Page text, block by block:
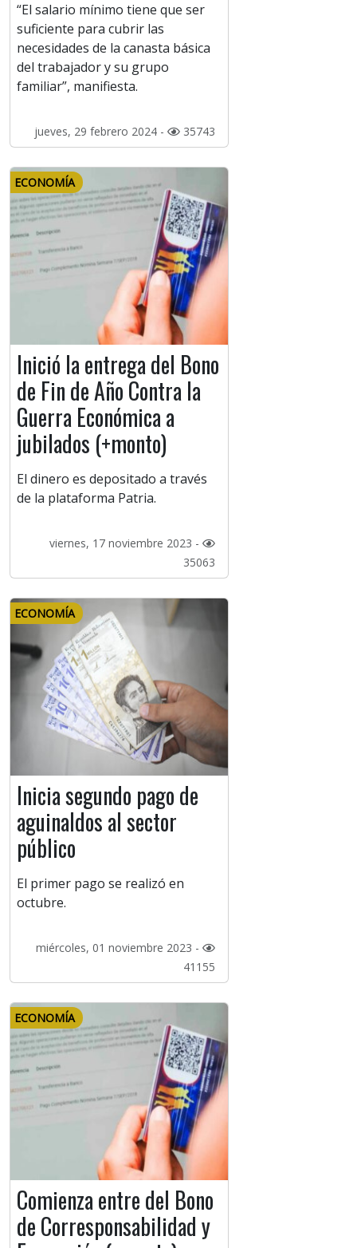
“El salario mínimo tiene que ser
suficiente para cubrir las
necesidades de la canasta básica
del trabajador y su grupo
familiar”, manifiesta.
jueves, 29 febrero 2024 - 35743
ECONOMÍA
Inició la entrega del Bono
de Fin de Año Contra la
Guerra Económica a
jubilados (+monto)
El dinero es depositado a través
de la plataforma Patria.
viernes, 17 noviembre 2023 -
35063
ECONOMÍA
Inicia segundo pago de
aguinaldos al sector
público
El primer pago se realizó en
octubre.
miércoles, 01 noviembre 2023 -
41155
ECONOMÍA
Comienza entre del Bono
de Corresponsabilidad y